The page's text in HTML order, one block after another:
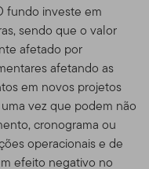
fundo investe em
sendo que o valor
afetado por
afetando as
em novos projetos
vez que podem não
cronograma ou
operacionais e de
efeito negativo no